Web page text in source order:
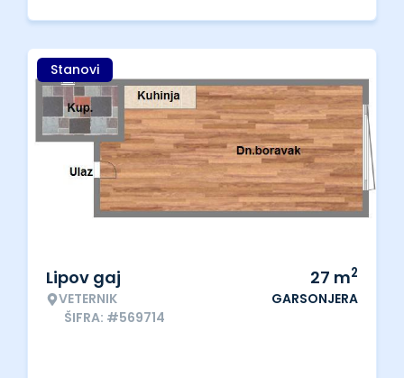
Stanovi
Lipov gaj
VETERNIK
ŠIFRA: #569714
27 m2
GARSONJERA